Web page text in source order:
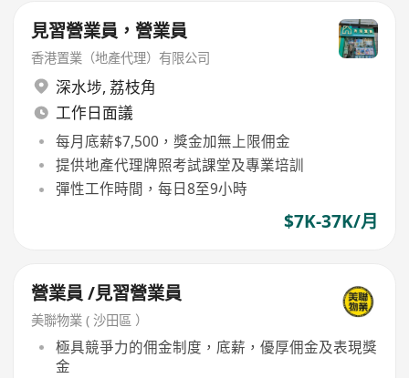
見習營業員，營業員
香港置業（地產代理）有限公司
深水埗, 荔枝角
工作日面議
每月底薪$7,500，獎金加無上限佣金
提供地產代理牌照考試課堂及專業培訓
彈性工作時間，每日8至9小時
$7K-37K/月
營業員 /見習營業員
美聯物業 ( 沙田區 ）
極具競爭力的佣金制度，底薪，優厚佣金及表現獎
金